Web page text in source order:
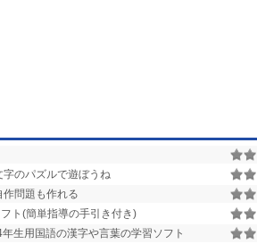
のパズルで遊ぼうね
問題も作れる
ト(簡単指導の手引き付き)
生用国語の漢字や言葉の学習ソフト